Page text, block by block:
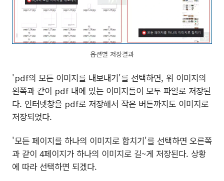
옵션별 저장결과
'pdf의 모든 이미지를 내보내기'를 선택하면, 위 이미지의
왼쪽과 같이 pdf 내에 있는 이미지들이 모두 파일로 저장된
다. 인터넷창을 pdf로 저장해서 작은 버튼까지도 이미지로
저장되었다.
'모든 페이지를 하나의 이미지로 합치기'를 선택하면 오른쪽
과 같이 4페이지가 하나의 이미지로 길~게 저장된다. 상황
에 따라 선택하면 되겠다.